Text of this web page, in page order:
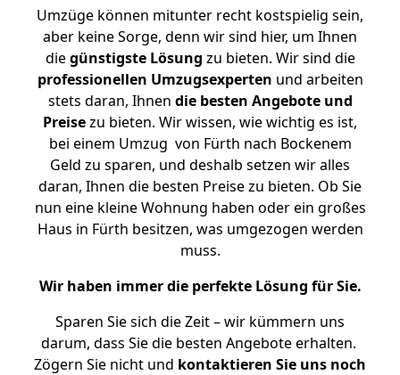
Umzüge können mitunter recht kostspielig sein,
aber keine Sorge, denn wir sind hier, um Ihnen
diegünstigste Lösung zu bieten. Wir sind die
professionellen Umzugsexperten und arbeiten
stets daran, Ihnen die besten Angebote und
Preisezu bieten. Wir wissen, wie wichtig es ist,
bei einem Umzug von Fürth nach Bockenem
Geld zu sparen, und deshalb setzen wir alles
daran, Ihnen die besten Preise zu bieten. Ob Sie
nun eine kleine Wohnung haben oder ein großes
Haus in Fürth besitzen, was umgezogen werden
muss.
Wir haben immer die perfekte Lösung für Sie.
Sparen Sie sich die Zeit – wir kümmern uns
darum, dass Sie die besten Angebote erhalten.
Zögern Sie nicht und kontaktieren Sie uns noch